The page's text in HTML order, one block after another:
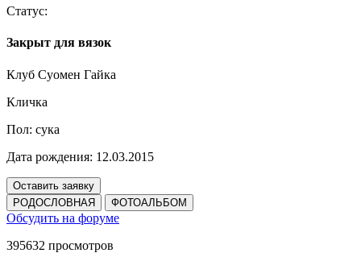
Статус:
Закрыт для вязок
Клуб Суомен Гайка
Кличка
Пол: сука
Дата рождения: 12.03.2015
Оставить заявку
РОДОСЛОВНАЯ
ФОТОАЛЬБОМ
Обсудить на форуме
395632 просмотров